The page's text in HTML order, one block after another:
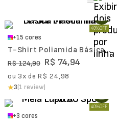
40%OFF
+15 cores
T-Shirt Poliamida Básica
Masculina II
R$124,90 R$ 74,94
ou 3x deR$ 24,98
3(1 review)
40%OFF
+3 cores